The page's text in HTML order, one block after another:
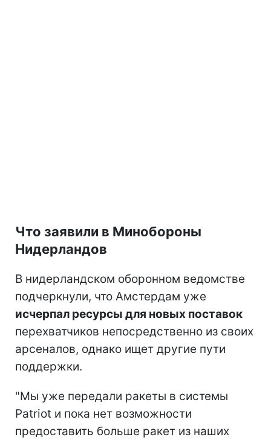
Что заявили в Минобороны
Нидерландов
В нидерландском оборонном ведомстве
подчеркнули, что Амстердам уже
исчерпал ресурсы для новых поставок
перехватчиков непосредственно из своих
арсеналов, однако ищет другие пути
поддержки.
"Мы уже передали ракеты в системы
Patriot и пока нет возможности
предоставить больше ракет из наших